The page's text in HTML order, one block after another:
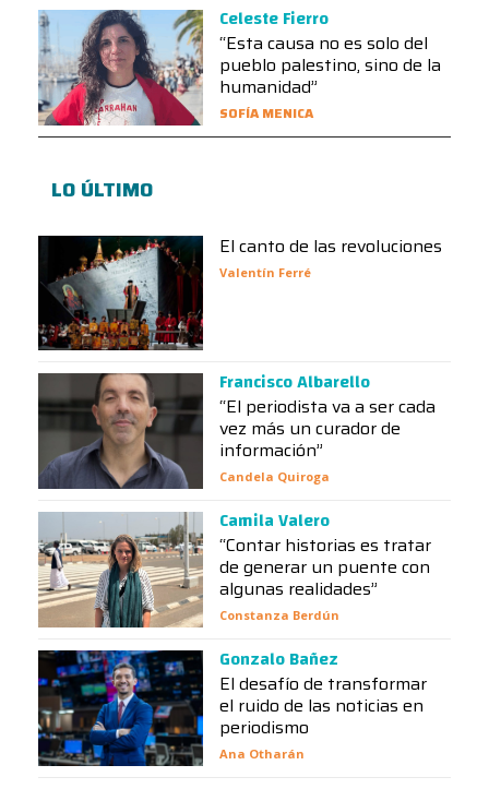
Celeste Fierro
“Esta causa no es solo del
pueblo palestino, sino de la
humanidad”
SOFÍA MENICA
LO ÚLTIMO
El canto de las revoluciones
Valentín Ferré
Francisco Albarello
“El periodista va a ser cada
vez más un curador de
información”
Candela Quiroga
Camila Valero
“Contar historias es tratar
de generar un puente con
algunas realidades”
Constanza Berdún
Gonzalo Bañez
El desafío de transformar
el ruido de las noticias en
periodismo
Ana Otharán